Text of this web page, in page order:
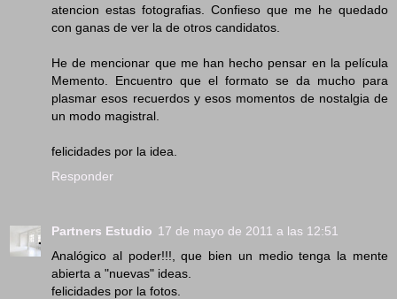
atencion estas fotografias. Confieso que me he quedado
con ganas de ver la de otros candidatos.
He de mencionar que me han hecho pensar en la película
Memento. Encuentro que el formato se da mucho para
plasmar esos recuerdos y esos momentos de nostalgia de
un modo magistral.
felicidades por la idea.
Responder
Partners Estudio 17 de mayo de 2011 a las 12:51
Analógico al poder!!!, que bien un medio tenga la mente
abierta a "nuevas" ideas.
felicidades por la fotos.